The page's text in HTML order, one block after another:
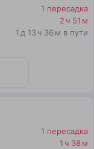
1 пересадка
2 ч 51 м
1 д 13 ч 36 м в пути
1 пересадка
1 ч 38 м